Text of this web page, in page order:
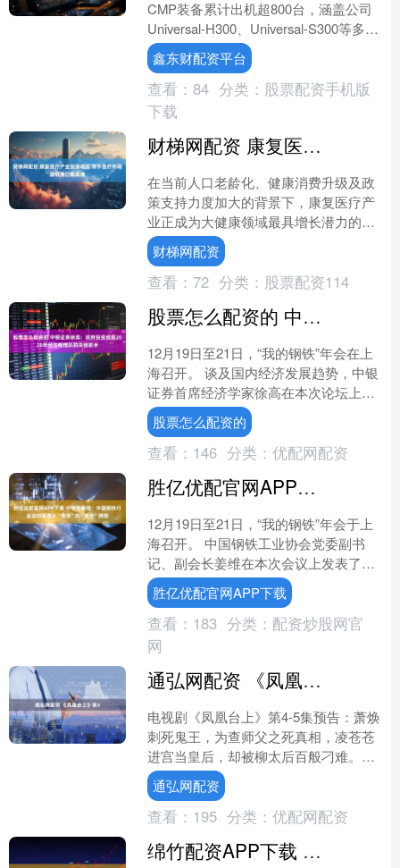
CMP装备累计出机超800台，涵盖公司
Universal-H300、Universal-S300等多款
主力机型和最新款机型....
鑫东财配资平台
查看： 84 分类： 股票配资手机版
下载
财梯网配资 康复医疗产业加速崛起 翔宇医疗布局脑机接口新赛道
在当前人口老龄化、健康消费升级及政
策支持力度加大的背景下，康复医疗产
业正成为大健康领域最具增长潜力的赛
道之一。 近日，第八届“一带一路”中部
康复医学论坛暨第十届....
财梯网配资
查看： 72 分类： 股票配资114
股票怎么配资的 中银证券徐高：政府投资或是2026年经济稳增长的关键抓手
12月19日至21日，“我的钢铁”年会在上
海召开。 谈及国内经济发展趋势，中银
证券首席经济学家徐高在本次论坛上分
析称，经济发展的前提是生产能力和需
求的扩张。我国....
股票怎么配资的
查看： 146 分类： 优配网配资
胜亿优配官网APP下载 中钢协姜维：中国钢铁行业迫切需要从“竞争”向“竞合”转变
12月19日至21日，“我的钢铁”年会于上
海召开。 中国钢铁工业协会党委副书
记、副会长姜维在本次会议上发表了题
为《“十五五”中国钢铁发展路径研究》
的主题演讲。 ....
胜亿优配官网APP下载
查看： 183 分类： 配资炒股网官
网
通弘网配资 《凤凰台上》第4
电视剧《凤凰台上》第4-5集预告：萧焕
刺死鬼王，为查师父之死真相，凌苍苍
进宫当皇后，却被柳太后百般刁难。
1、萧焕和苍苍被人引领到一个去处，听
到那人说，都在这儿....
通弘网配资
查看： 195 分类： 优配网配资
绵竹配资APP下载 特别策划 | 一场大火后，北宋汴京城来了五个“奇怪”的男人……